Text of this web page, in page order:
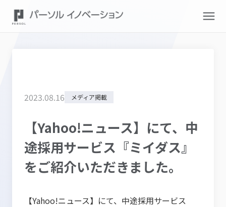
2023.08.16 メディア掲載
【Yahoo!ニュース】にて、中
途採用サービス『ミイダス』
をご紹介いただきました。
【Yahoo!ニュース】にて、中途採用サービス